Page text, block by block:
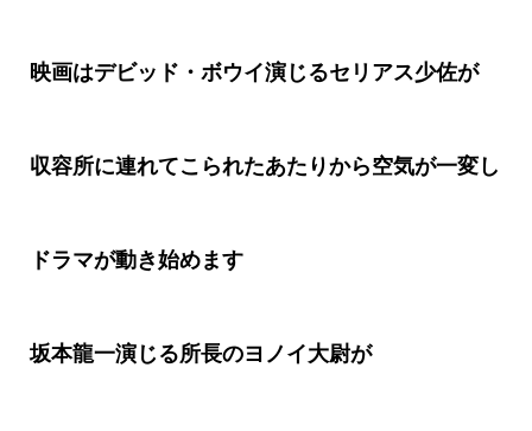
映画はデビッド・ボウイ演じるセリアス少佐が
収容所に連れてこられたあたりから空気が一変し
ドラマが動き始めます
坂本龍一演じる所長のヨノイ大尉が